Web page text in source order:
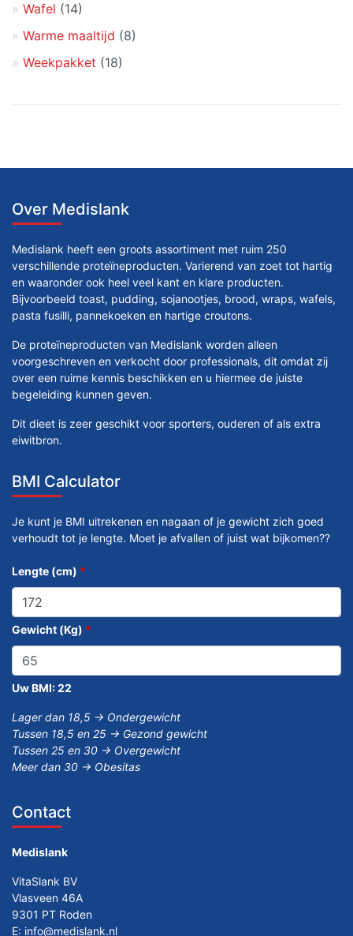
Wafel (14)
Warme maaltijd (8)
Weekpakket (18)
Over Medislank
Medislank heeft een groots assortiment met ruim 250
verschillende proteïneproducten. Varierend van zoet tot hartig
en waaronder ook heel veel kant en klare producten.
Bijvoorbeeld toast, pudding, sojanootjes, brood, wraps, wafels,
pasta fusilli, pannekoeken en hartige croutons.
De proteïneproducten van Medislank worden alleen
voorgeschreven en verkocht door professionals, dit omdat zij
over een ruime kennis beschikken en u hiermee de juiste
begeleiding kunnen geven.
Dit dieet is zeer geschikt voor sporters, ouderen of als extra
eiwitbron.
BMI Calculator
Je kunt je BMI uitrekenen en nagaan of je gewicht zich goed
verhoudt tot je lengte. Moet je afvallen of juist wat bijkomen??
Lengte (cm) *
Gewicht (Kg) *
Uw BMI:22
Lager dan 18,5 -> Ondergewicht
Tussen 18,5 en 25 -> Gezond gewicht
Tussen 25 en 30 -> Overgewicht
Meer dan 30 -> Obesitas
Contact
Medislank
VitaSlank BV
Vlasveen 46A
9301 PT Roden
E: info@medislank.nl